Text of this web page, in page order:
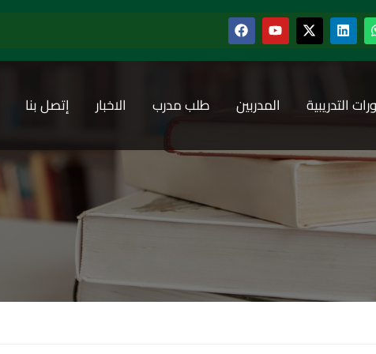
إتصل بنا الاخبار طلب مدرب المدربين التدريبية